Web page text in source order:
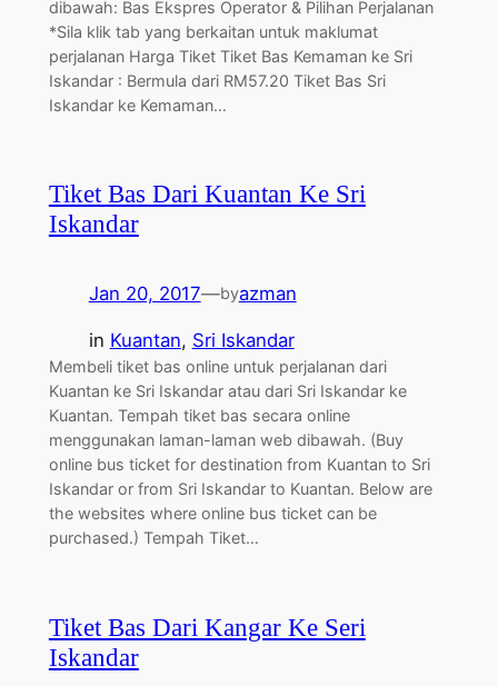
dibawah: Bas Ekspres Operator & Pilihan Perjalanan
*Sila klik tab yang berkaitan untuk maklumat
perjalanan Harga Tiket Tiket Bas Kemaman ke Sri
Iskandar : Bermula dari RM57.20 Tiket Bas Sri
Iskandar ke Kemaman…
Tiket Bas Dari Kuantan Ke Sri
Iskandar
Jan 20, 2017—byazman
in Kuantan, Sri Iskandar
Membeli tiket bas online untuk perjalanan dari
Kuantan ke Sri Iskandar atau dari Sri Iskandar ke
Kuantan. Tempah tiket bas secara online
menggunakan laman-laman web dibawah. (Buy
online bus ticket for destination from Kuantan to Sri
Iskandar or from Sri Iskandar to Kuantan. Below are
the websites where online bus ticket can be
purchased.) Tempah Tiket…
Tiket Bas Dari Kangar Ke Seri
Iskandar